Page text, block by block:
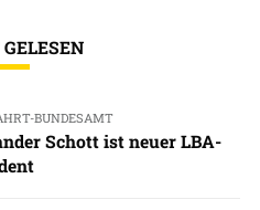
BUNDESAMT
Schott ist neuer LBA-